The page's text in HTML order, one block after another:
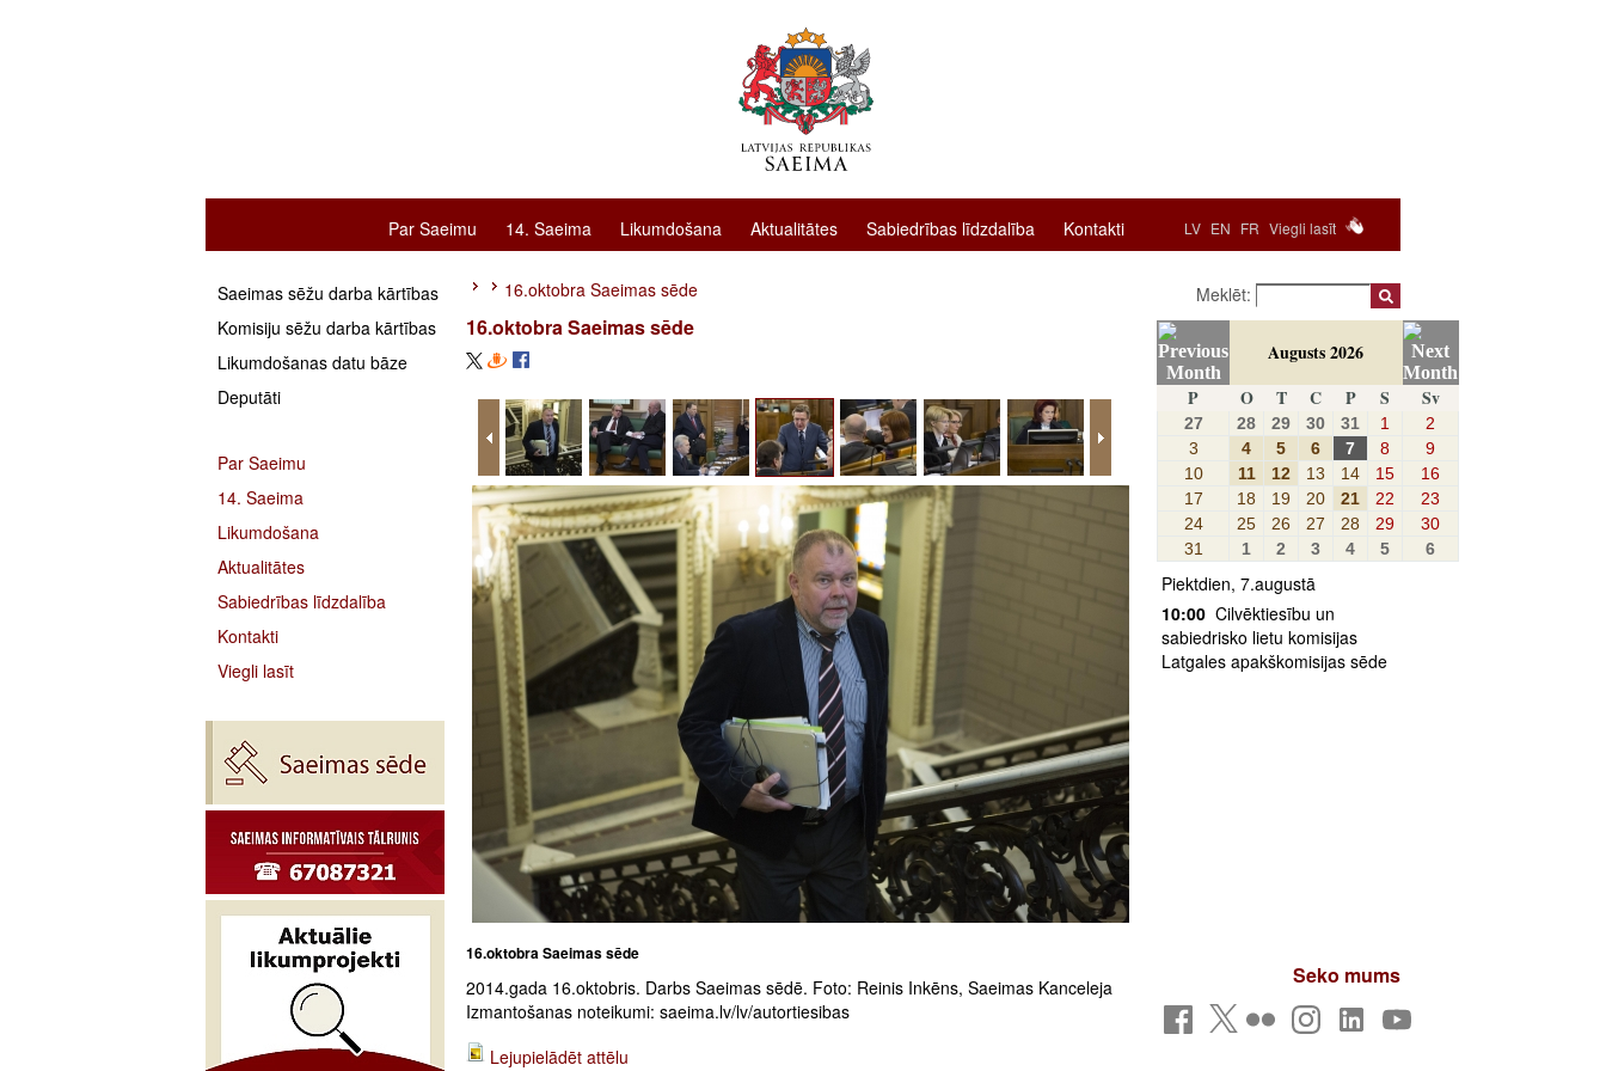
LV EN FR Viegli lasīt
Par Saeimu 14. Saeima Likumdošana Aktualitātes Sabiedrības līdzdalība Kontakti
Saeimas sēžu darba kārtības
Komisiju sēžu darba kārtības
Likumdošanas datu bāze
Deputāti
Par Saeimu
14. Saeima
Likumdošana
Aktualitātes
Sabiedrības līdzdalība
Kontakti
Viegli lasīt
16.oktobra Saeimas sēde
16.oktobra Saeimas sēde
16.oktobra Saeimas sēde
2014.gada 16.oktobris. Darbs Saeimas sēdē. Foto: Reinis Inkēns, Saeimas Kanceleja
Izmantošanas noteikumi: saeima.lv/lv/autortiesibas
Lejupielādēt attēlu
Meklēt:
Augusts 2026
P
O T C P S Sv
27 28 29 30 31 1
2
3
4 5 6 7 8
9
10
11 12 13 14 15
16
17
18 19 20 21 22
23
24
25 26 27 28 29
30
31
1 2 3 4 5 6
Piektdien, 7.augustā
10:00 Cilvēktiesību un
sabiedrisko lietu komisijas
Latgales apakškomisijas sēde
Seko mums